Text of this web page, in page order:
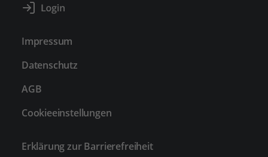
Impressum
Datenschutz
AGB
Cookieeinstellungen
Erklärung zur Barrierefreiheit